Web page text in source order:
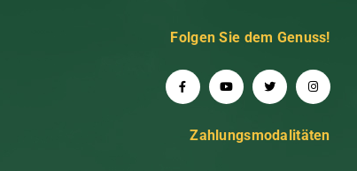
Folgen Sie dem Genuss!
Zahlungsmodalitäten